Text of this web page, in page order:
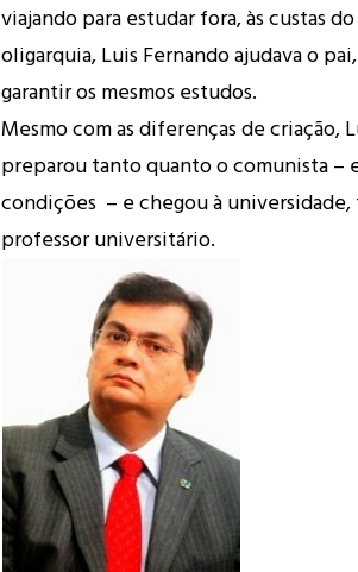
viajando para estudar fora, às custas
oligarquia, Luis Fernando ajudava o
garantir os mesmos estudos.
Mesmo com as diferenças de criação,
preparou tanto quanto o comunista –
condições – e chegou à
professor universitário.